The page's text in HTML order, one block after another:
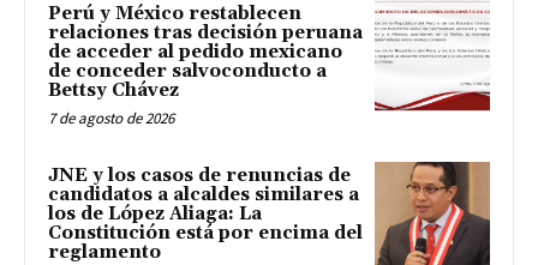
Perú y México restablecen
relaciones tras decisión peruana
de acceder al pedido mexicano
de conceder salvoconducto a
Bettsy Chávez
7 de agosto de 2026
JNE y los casos de renuncias de
candidatos a alcaldes similares a
los de López Aliaga: La
Constitución está por encima del
reglamento